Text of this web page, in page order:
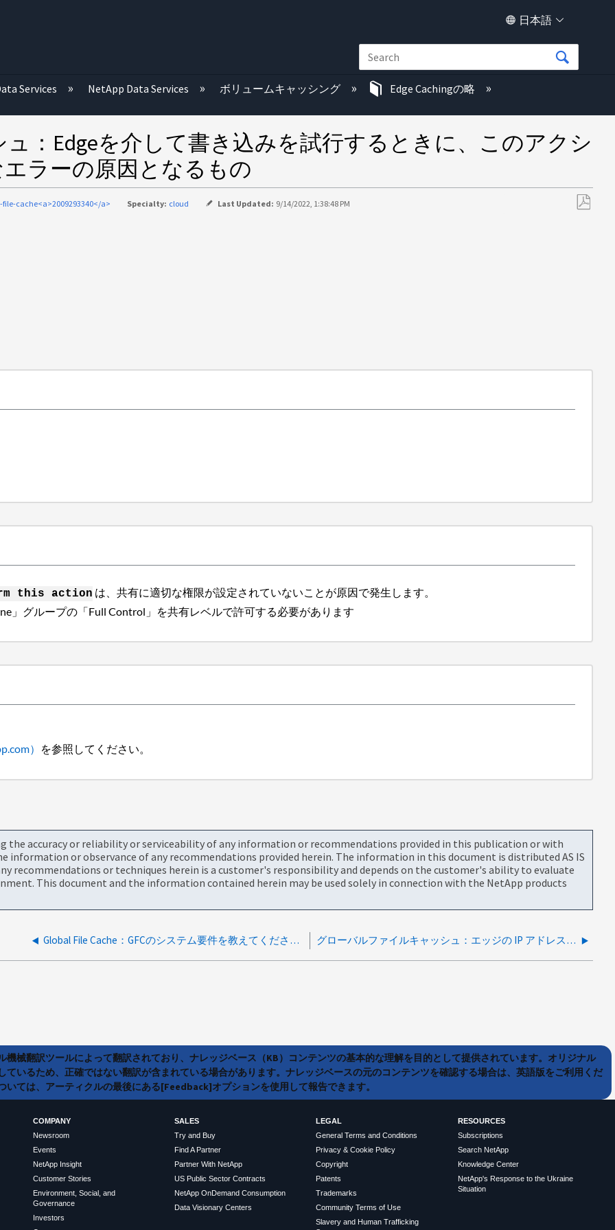
日本語
Services NetApp Data Services ボリュームキャッシング Edge Cachingの略
：Edgeを介して書き込みを試行するときに、このアクシ
ラーの原因となるもの
file-cache<a>2009293340</a> Specialty: cloud Last Updated: 9/14/2022, 1:38:48 PM
this action は、共有に適切な権限が設定されていないことが原因で発生します。
」グループの「Full Control」を共有レベルで許可する必要があります
） を参照してください。
the accuracy or reliability or serviceability of any information or recommendations provided in this publication or with
information or observance of any recommendations provided herein. The information in this document is distributed AS IS
or techniques herein is a customer's responsibility and depends on the customer's ability to evaluate
This document and the information contained herein may be used solely in connection with the NetApp products
Global File Cache：GFCのシステム要件を教えてください。 グローバルファイルキャッシュ：エッジの IP アドレスを変更すると、どのような影響がありますか。
機械翻訳ツールによって翻訳されており、ナレッジベース（KB）コンテンツの基本的な理解を目的として提供されています。オリジナル
ているため、正確ではない翻訳が含まれている場合があります。ナレッジベースの元のコンテンツを確認する場合は、英語版をご利用くだ
いては、アーティクルの最後にある[Feedback]オプションを使用して報告できます。
COMPANY
Newsroom
Events
NetApp Insight
Customer Stories
Environment, Social, and
Governance
Investors
SALES
Try and Buy
Find A Partner
Partner With NetApp
US Public Sector Contracts
NetApp OnDemand Consumption
Data Visionary Centers
LEGAL
General Terms and Conditions
Privacy & Cookie Policy
Copyright
Patents
Trademarks
Community Terms of Use
Slavery and Human Trafficking
RESOURCES
Subscriptions
Search NetApp
Knowledge Center
NetApp's Response to the Ukraine
Situation